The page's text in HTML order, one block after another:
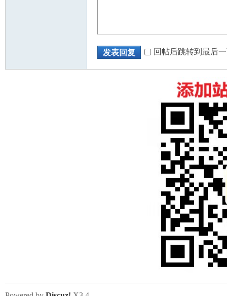
发表回复 回帖后跳转到最后